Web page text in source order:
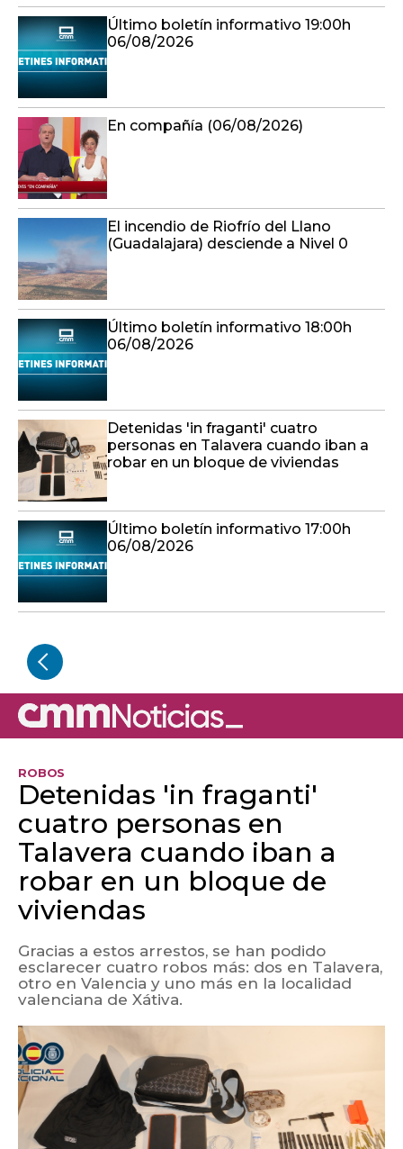
Último boletín informativo 19:00h
06/08/2026
En compañía (06/08/2026)
El incendio de Riofrío del Llano
(Guadalajara) desciende a Nivel 0
Último boletín informativo 18:00h
06/08/2026
Detenidas 'in fraganti' cuatro
personas en Talavera cuando iban a
robar en un bloque de viviendas
Último boletín informativo 17:00h
06/08/2026
ROBOS
Detenidas 'in fraganti'
cuatro personas en
Talavera cuando iban a
robar en un bloque de
viviendas
Gracias a estos arrestos, se han podido
esclarecer cuatro robos más: dos en Talavera,
otro en Valencia y uno más en la localidad
valenciana de Xátiva.